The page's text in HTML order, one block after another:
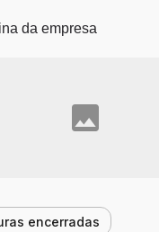
principal
da empresa
encerradas